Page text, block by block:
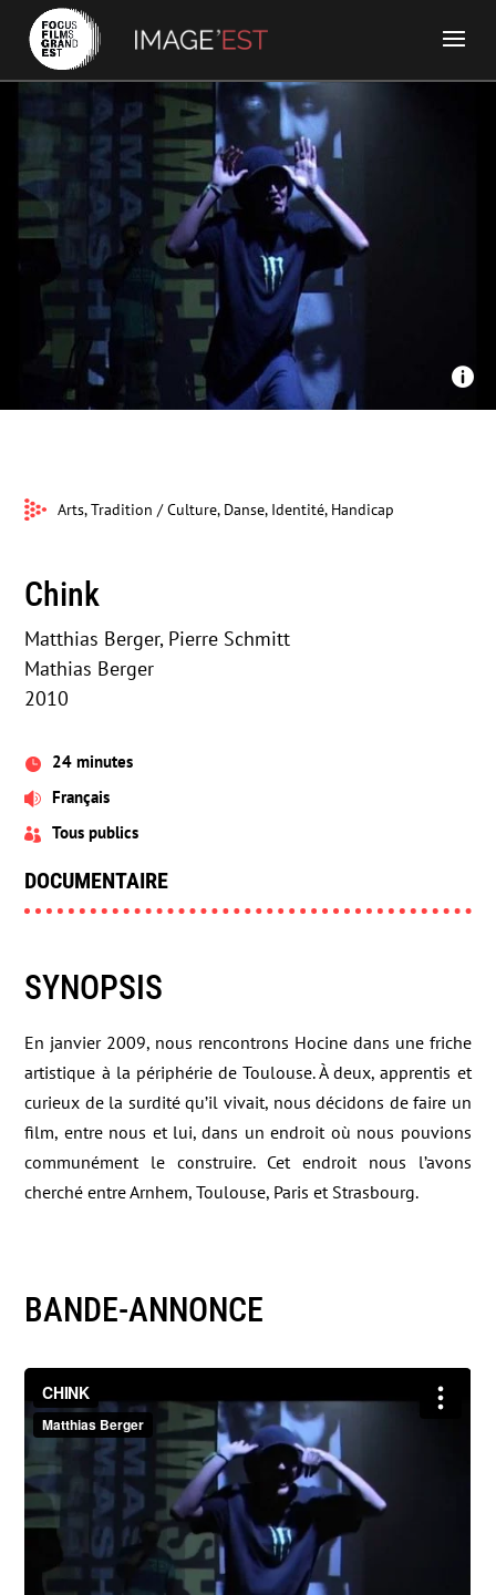
Mathias Berger - Chink 
Arts, Tradition / Culture, Danse, Identité, Handicap
Chink
Matthias Berger, Pierre Schmitt
Mathias Berger
2010
 24 minutes
 Français
 Tous publics
DOCUMENTAIRE
SYNOPSIS
En janvier 2009, nous rencontrons Hocine dans une friche
artistique à la périphérie de Toulouse. À deux, apprentis et
curieux de la surdité qu’il vivait, nous décidons de faire un
film, entre nous et lui, dans un endroit où nous pouvions
communément le construire. Cet endroit nous l’avons
cherché entre Arnhem, Toulouse, Paris et Strasbourg.
BANDE-ANNONCE